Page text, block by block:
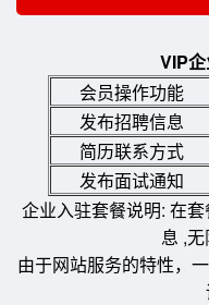
VIP
会员操作功能
发布招聘信息
简历联系方式
发布面试通知
企业入驻套餐说明: 在
息 ,
由于网站服务的特性，